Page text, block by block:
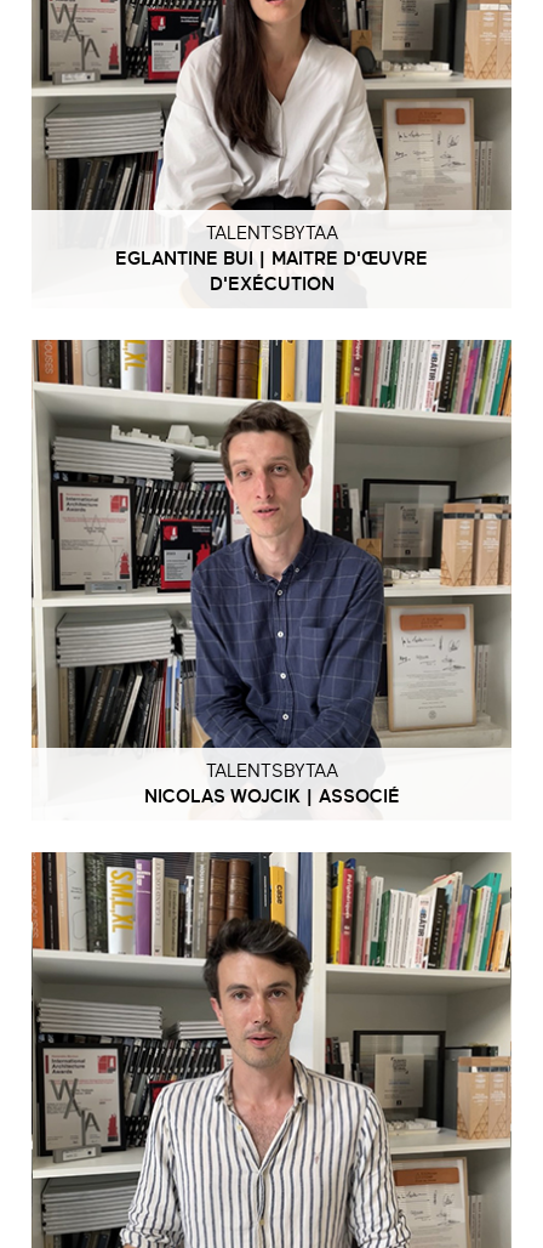
TALENTSBYTAA
EGLANTINE BUI | MAITRE D'ŒUVRE
D'EXÉCUTION
TALENTSBYTAA
NICOLAS WOJCIK | ASSOCIÉ